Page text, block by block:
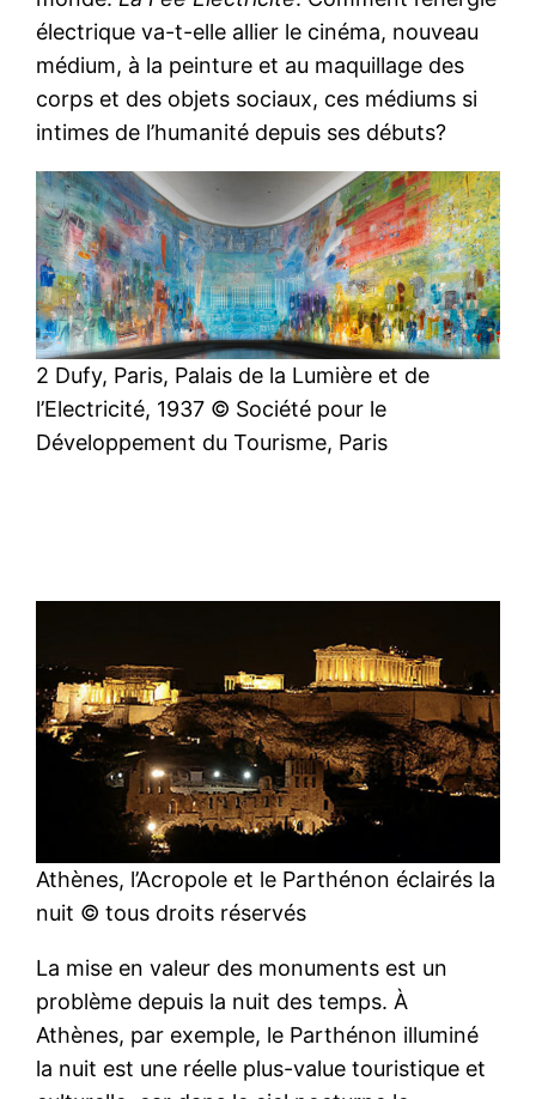
électrique va-t-elle allier le cinéma, nouveau
médium, à la peinture et au maquillage des
corps et des objets sociaux, ces médiums si
intimes de l’humanité depuis ses débuts?
2 Dufy, Paris, Palais de la Lumière et de
l’Electricité, 1937 © Société pour le
Développement du Tourisme, Paris
Athènes, l’Acropole et le Parthénon éclairés la
nuit © tous droits réservés
La mise en valeur des monuments est un
problème depuis la nuit des temps. À
Athènes, par exemple, le Parthénon illuminé
la nuit est une réelle plus-value touristique et